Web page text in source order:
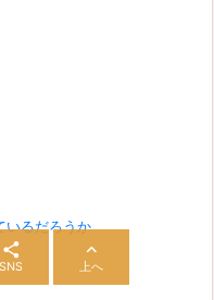
いるだろうか

SNS

上へ